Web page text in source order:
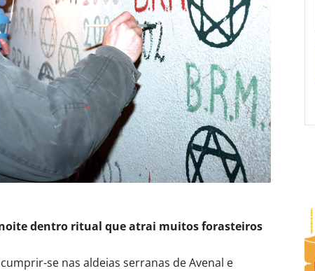
dentro ritual que atrai muitos forasteiros
se nas aldeias serranas de Avenal e